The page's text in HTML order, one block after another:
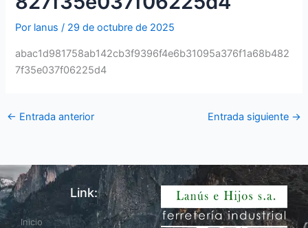
Por lanus/ 29 de octubre de 2025
abac1d981758ab142cb3f9396f4e6b31095a376f1a68b482
7f35e037f06225d4
← Entrada anterior Entrada siguiente →
Link:
Inicio